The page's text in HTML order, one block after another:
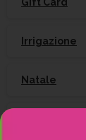
Irrigazione
Natale